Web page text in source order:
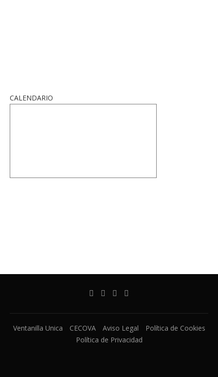
CALENDARIO
Ventanilla Unica CECOVA Aviso Legal
Política de Cookies
Política de Privacidad